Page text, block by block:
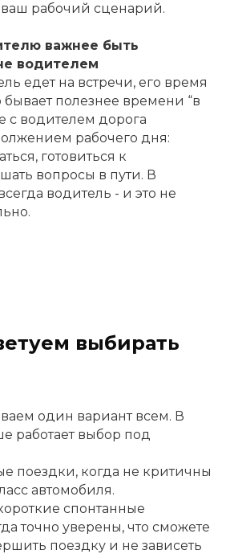
рабочий сценарий.
важнее быть
водителем
едет на встречи, его время
бывает полезнее времени “в
с водителем дорога
рабочего дня:
готовиться к
вопросы в пути. В
водитель - и это не
выбирать
один вариант всем. В
работает выбор под
поездки, когда не критичны
автомобиля.
спонтанные
точно уверены, что сможете
поездку и не зависеть